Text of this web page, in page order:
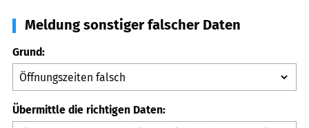
Meldung sonstiger falscher Daten
Grund:
Übermittle die richtigen Daten: